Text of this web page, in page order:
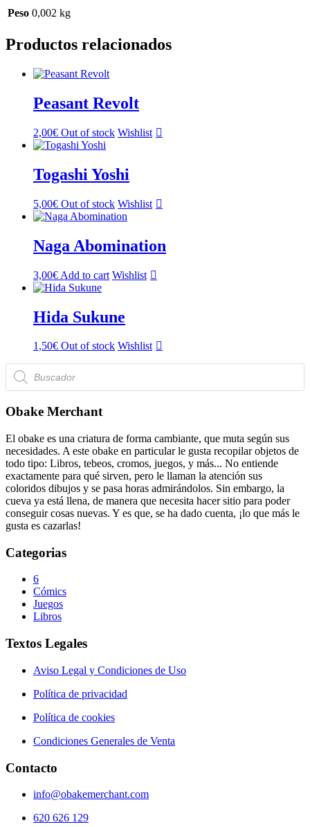
Peso 0,002 kg
Productos relacionados
Peasant Revolt
2,00€ Out of stock Wishlist
Togashi Yoshi
5,00€ Out of stock Wishlist
Naga Abomination
3,00€ Add to cart Wishlist
Hida Sukune
1,50€ Out of stock Wishlist
Búsqueda
de
productos
Obake Merchant
El obake es una criatura de forma cambiante, que muta según sus
necesidades. A este obake en particular le gusta recopilar objetos de
todo tipo: Libros, tebeos, cromos, juegos, y más... No entiende
exactamente para qué sirven, pero le llaman la atención sus
coloridos dibujos y se pasa horas admirándolos. Sin embargo, la
cueva ya está llena, de manera que necesita hacer sitio para poder
conseguir cosas nuevas. Y es que, se ha dado cuenta, ¡lo que más le
gusta es cazarlas!
Categorias
6
Cómics
Juegos
Libros
Textos Legales
Aviso Legal y Condiciones de Uso
Política de privacidad
Política de cookies
Condiciones Generales de Venta
Contacto
info@obakemerchant.com
620 626 129